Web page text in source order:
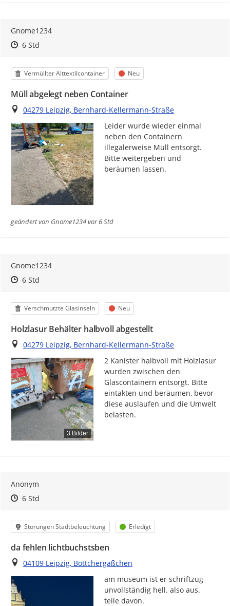
Gnome1234
Zeitpunkt des Erstellens
Zeitpunkt des Erstellens
6 StdZur Äußerung
Kategorie
Vermüllter Alttextilcontainer Status
Neu
Müll abgelegt neben Container
Ort
04279 Leipzig, Bernhard-Kellermann-Straße
Leider wurde wieder einmal
neben den Containern
illegalerweise Müll entsorgt.
Bitte weitergeben und
beräumen lassen.
geändert von Gnome1234vor 6 Std
Gnome1234
Zeitpunkt des Erstellens
Zeitpunkt des Erstellens
6 StdZur Äußerung
Kategorie
Verschmutzte Glasinseln Status
Neu
Holzlasur Behälter halbvoll abgestellt
Ort
04279 Leipzig, Bernhard-Kellermann-Straße
3 Bilder
2 Kanister halbvoll mit Holzlasur
wurden zwischen den
Glascontainern entsorgt. Bitte
eintakten und beräumen, bevor
diese auslaufen und die Umwelt
belasten.
Anonym
Zeitpunkt des Erstellens
Zeitpunkt des Erstellens
6 StdZur Äußerung
Kategorie
Störungen Stadtbeleuchtung Status
Erledigt
da fehlen lichtbuchstsben
Ort
04109 Leipzig, Böttchergäßchen
am museum ist er schriftzug
unvollständig hell. also aus.
teile davon.